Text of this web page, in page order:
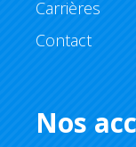
Carrières
Contact
Nos